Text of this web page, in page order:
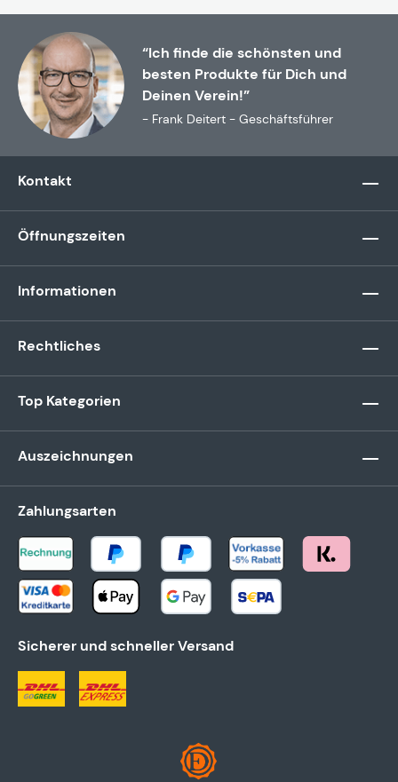
“Ich finde die schönsten und
besten Produkte für Dich und
Deinen Verein!”
- Frank Deitert - Geschäftsführer
Kontakt
Öffnungszeiten
Informationen
Rechtliches
Top Kategorien
Auszeichnungen
Zahlungsarten
Sicherer und schneller Versand